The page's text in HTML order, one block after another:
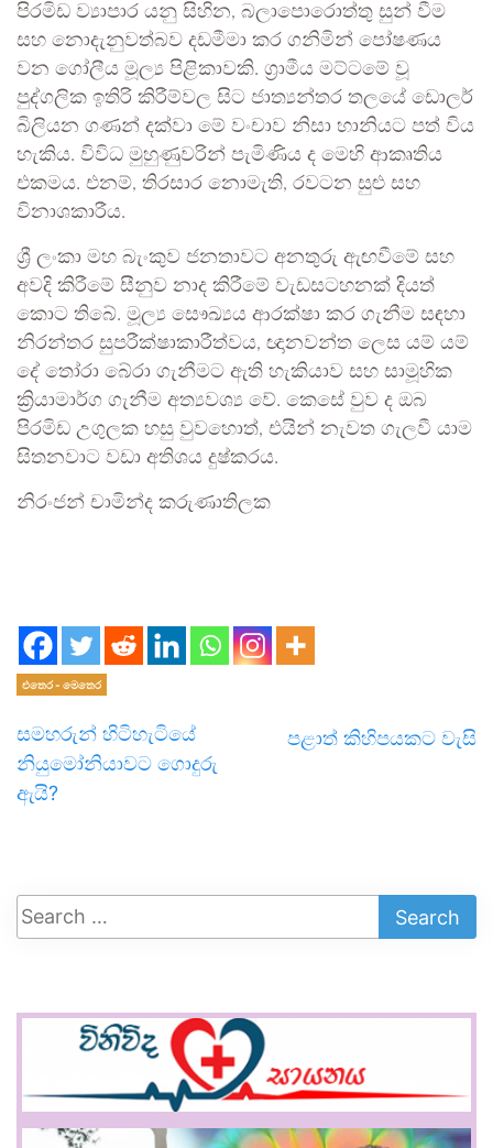
පිරමිඩ ව්‍යාපාර යනු සිහින, බලාපොරොත්තු සුන් වීම
සහ නොදැනුවත්බව දඩමීමා කර ගනිමින් පෝෂණය
වන ගෝලීය මූල්‍ය පිළිකාවකි. ග්‍රාමීය මට්ටමේ වූ
පුද්ගලික ඉතිරි කිරීම්වල සිට ජාත්‍යන්තර තලයේ ඩොලර්
බිලියන ගණන් දක්වා මේ වංචාව නිසා හානියට පත් විය
හැකිය. විවිධ මුහුණුවරින් පැමිණිය ද මෙහි ආකෘතිය
එකමය. එනම්, තිරසාර නොමැති, රවටන සුළු සහ
විනාශකාරීය.
ශ්‍රී ලංකා මහ බැංකුව ජනතාවට අනතුරු ඇඟවීමේ සහ
අවදි කිරීමේ සීනුව නාද කිරීමේ වැඩසටහනක් දියත්
කොට තිබේ. මූල්‍ය සෞඛ්‍යය ආරක්ෂා කර ගැනීම සඳහා
නිරන්තර සුපරීක්ෂාකාරීත්වය, ඥානවන්ත ලෙස යම් යම්
දේ තෝරා බේරා ගැනීමට ඇති හැකියාව සහ සාමූහික
ක්‍රියාමාර්ග ගැනීම අත්‍යවශ්‍ය වේ. කෙසේ වුව ද ඔබ
පිරමිඩ උගුලක හසු වුවහොත්, එයින් නැවත ගැලවී යාම
සිතනවාට වඩා අතිශය දුෂ්කරය.
නිරංජන් චාමින්ද කරුණාතිලක
එතෙර - මෙතෙර
සමහරුන් හිටිහැටියේ
නියුමෝනියාවට ගොදුරු
ඇයි?
පළාත් කිහිපයකට වැසි